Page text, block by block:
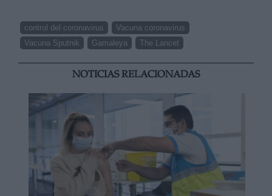
control del coronavirus
Vacuna coronavirus
Vacuna Sputnik
Gamaleya The Lancet
NOTICIAS RELACIONADAS